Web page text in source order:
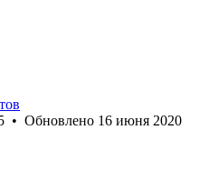
• Обновлено 16 июня 2020